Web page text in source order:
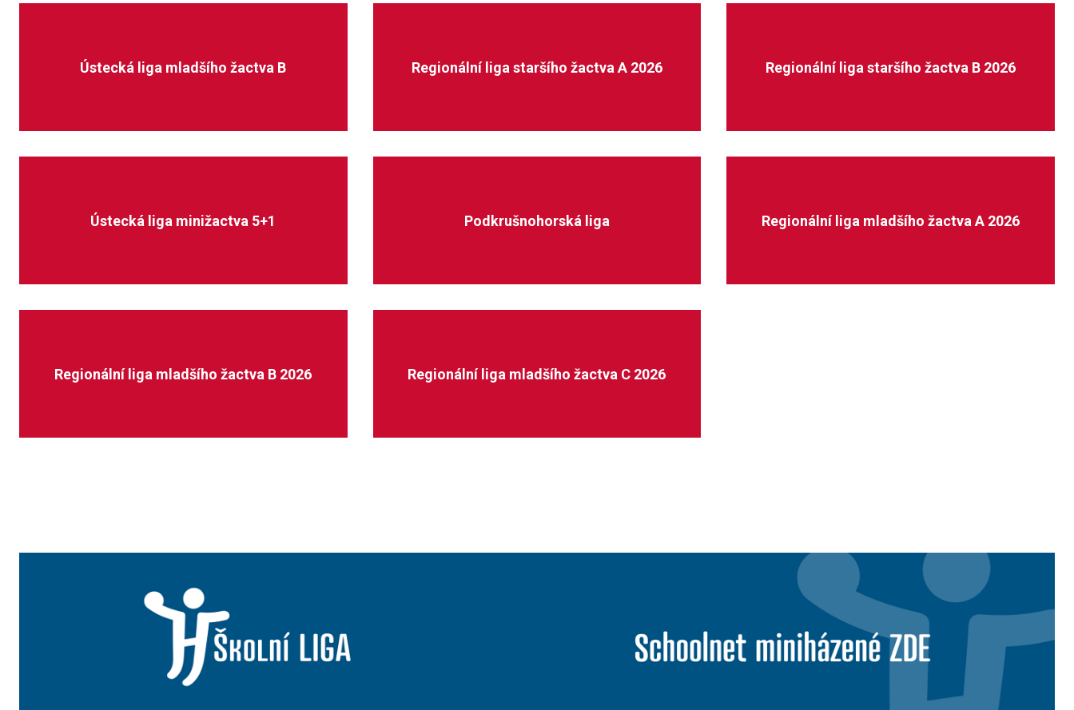
Ústecká liga mladšího žactva B Regionální liga staršího žactva A 2026 Regionální liga staršího žactva B 2026
Ústecká liga minižactva 5+1 Podkrušnohorská liga Regionální liga mladšího žactva A 2026
Regionální liga mladšího žactva B 2026 Regionální liga mladšího žactva C 2026